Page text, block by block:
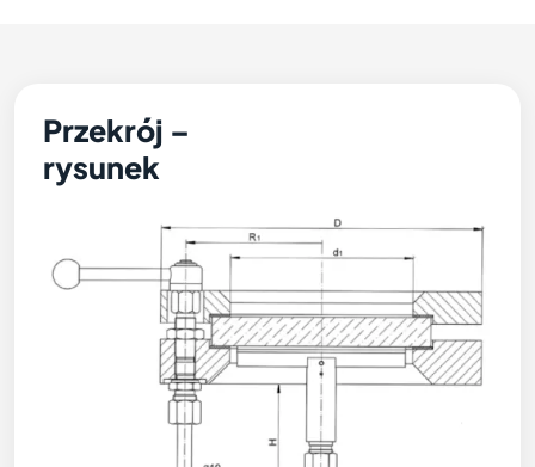
Przekrój –
rysunek